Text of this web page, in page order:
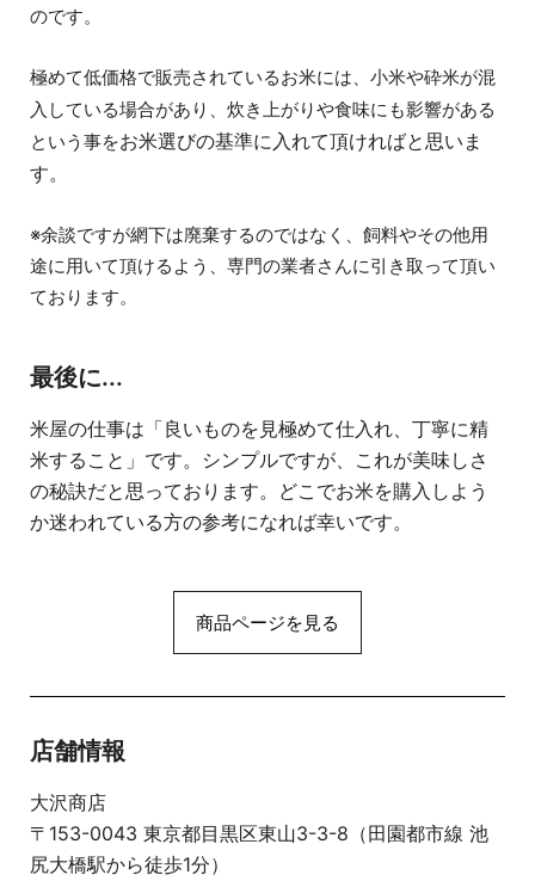
のです。
極めて低価格で販売されているお米には、 小米や砕米が混
入している場合があり、炊き上がりや食味にも影響がある
という事をお米選びの基準に入れて頂ければと思いま
す。
※余談ですが網下は廃棄するのではなく、飼料やその他用
途に用いて頂けるよう、専門の業者さんに引き取って頂い
ております。
最後に...
米屋の仕事は「良いものを見極めて仕入れ、丁寧に精
米すること」です。シンプルですが、これが美味しさ
の秘訣だと思っております。どこでお米を購入しよう
か迷われている方の参考になれば幸いです。
商品ページを見る
店舗情報
大沢商店
〒153-0043 東京都目黒区東山3-3-8（田園都市線 池
尻大橋駅から徒歩1分）